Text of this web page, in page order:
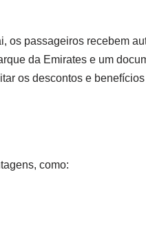
os passageiros recebem
da Emirates e um
os descontos e
como: